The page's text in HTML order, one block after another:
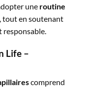
une routine
, tout en soutenant
responsable.
Life –
comprend